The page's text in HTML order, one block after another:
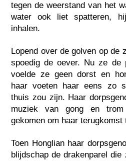
tegen de weerstand van het
water ook liet spatteren,
inhalen.
Lopend over de golven op de
spoedig de oever. Nu ze de
voelde ze geen dorst en
haar voeten haar eens zo
thuis zou zijn. Haar
muziek van gong en
gekomen om haar terugkomst
Toen Honglian haar
blijdschap de drakenparel